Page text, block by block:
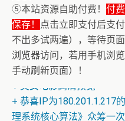
⑤本站资源自助付费！ 付
保存！
点击立即支付后支
不出多试两遍），等待页
浏览器访问，若用手机浏
手动刷新页面）！
+ 随机跳舞小姐姐（单击
开始欣赏）
+ 恭喜IP为180.201.1.217
理系统核心算法》众筹一次
+ 美女电影高清预览
+ 恭喜IP为180.201.1.217
理系统核心算法》众筹一次